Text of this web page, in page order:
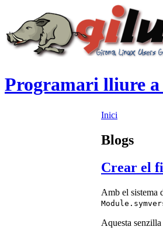
Programari lliure a
Inici
Blogs
Crear el
Amb el sistema
Aquesta